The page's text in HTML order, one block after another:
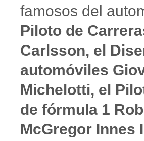
famosos del
Piloto de
Carlsson, el
automóviles
Michelotti, el
de fórmula 1
McGregor Innes